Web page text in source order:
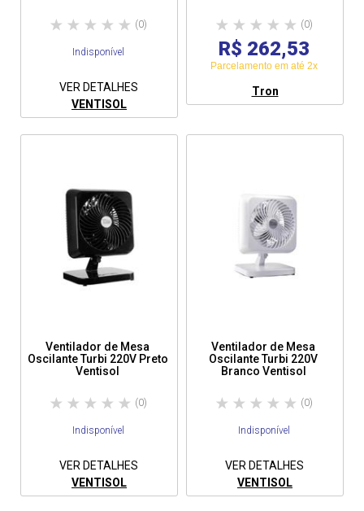
(0)
Indisponível
VER DETALHES
VENTISOL
(0)
R$ 262,53
Parcelamento em até 2x
Tron
Ventilador de Mesa
Oscilante Turbi 220V Preto
Ventisol
(0)
Indisponível
VER DETALHES
VENTISOL
Ventilador de Mesa
Oscilante Turbi 220V
Branco Ventisol
(0)
Indisponível
VER DETALHES
VENTISOL